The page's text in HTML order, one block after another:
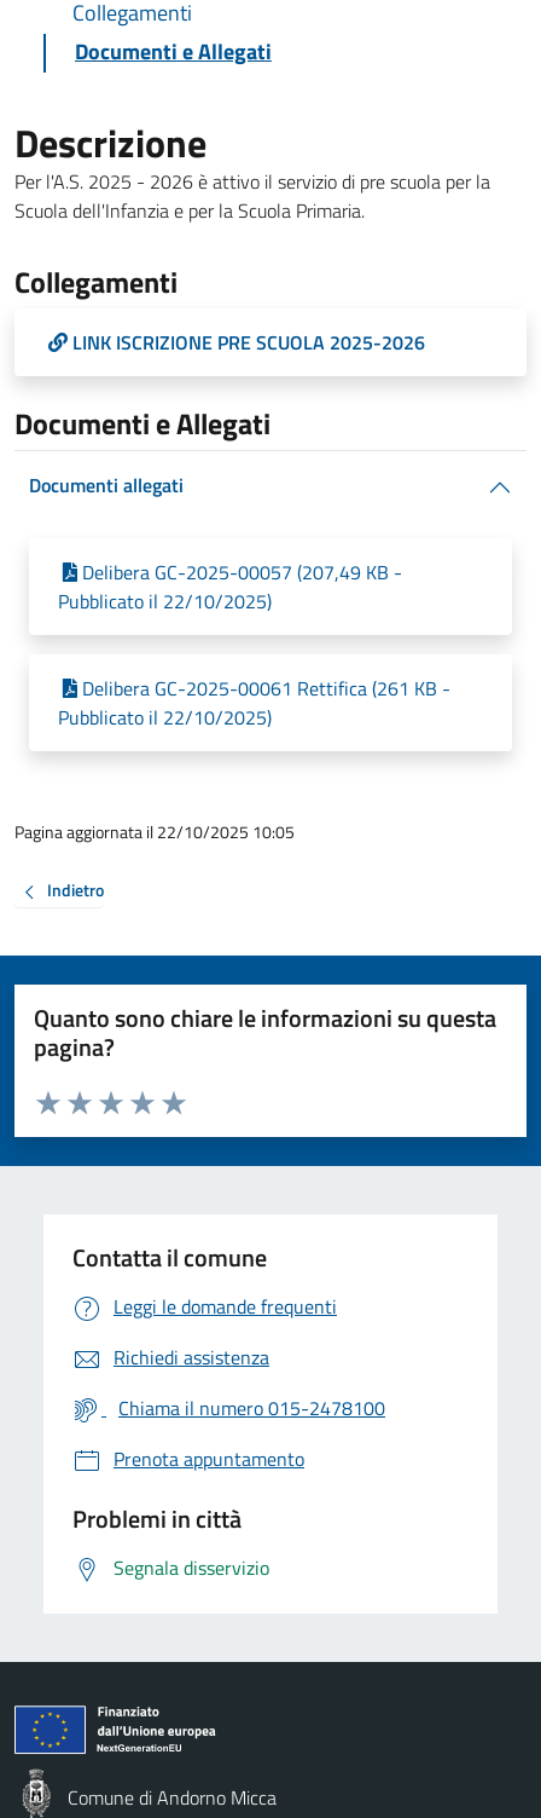
Collegamenti
Documenti e Allegati
Descrizione
Per l'A.S. 2025 - 2026 è attivo il servizio di pre scuola per la
Scuola dell'Infanzia e per la Scuola Primaria.
Collegamenti
LINK ISCRIZIONE PRE SCUOLA 2025-2026
Documenti e Allegati
Documenti allegati
Delibera GC-2025-00057 (207,49 KB -
Pubblicato il 22/10/2025)
Delibera GC-2025-00061 Rettifica (261 KB -
Pubblicato il 22/10/2025)
Pagina aggiornata il 22/10/2025 10:05
Indietro
Quanto sono chiare le informazioni su questa
pagina?
Valuta da 1 a 5 stelle la pagina
Valuta 5 stelle su 5
Valuta 4 stelle su 5
Valuta 3 stelle su 5
Valuta 2 stelle su 5
Valuta 1 stelle su 5
Contatta il comune
Leggi le domande frequenti
Richiedi assistenza
Chiama il numero 015-2478100
Prenota appuntamento
Problemi in città
Segnala disservizio
Comune di Andorno Micca